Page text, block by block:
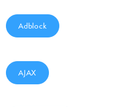
Adblock
AJAX